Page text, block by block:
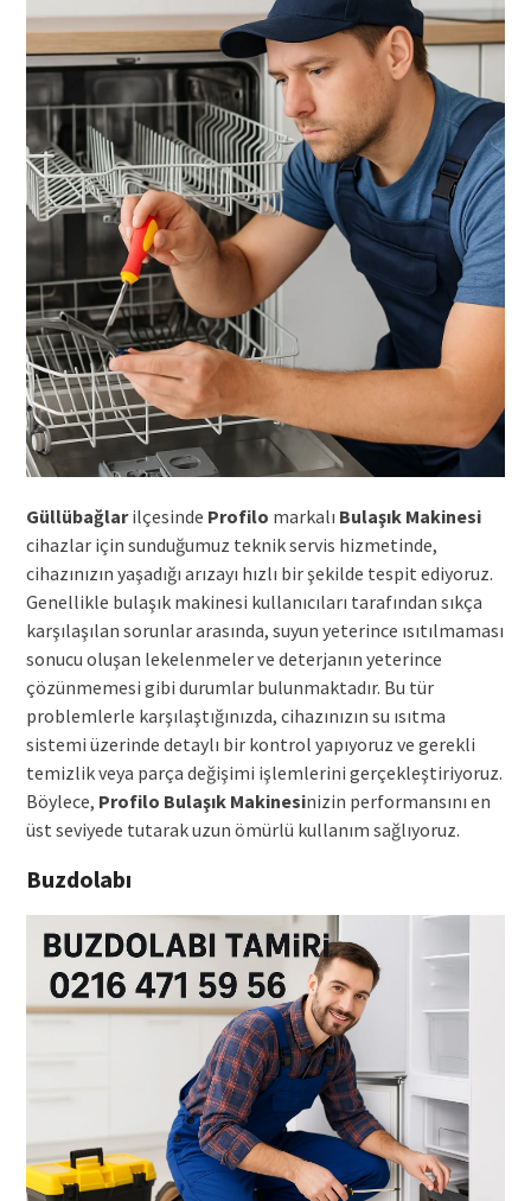
Güllübağlarilçesinde Profilo markalı Bulaşık Makinesi
cihazlar için sunduğumuz teknik servis hizmetinde,
cihazınızın yaşadığı arızayı hızlı bir şekilde tespit ediyoruz.
Genellikle bulaşık makinesi kullanıcıları tarafından sıkça
karşılaşılan sorunlar arasında, suyun yeterince ısıtılmaması
sonucu oluşan lekelenmeler ve deterjanın yeterince
çözünmemesi gibi durumlar bulunmaktadır. Bu tür
problemlerle karşılaştığınızda, cihazınızın su ısıtma
sistemi üzerinde detaylı bir kontrol yapıyoruz ve gerekli
temizlik veya parça değişimi işlemlerini gerçekleştiriyoruz.
Böylece, Profilo Bulaşık Makinesinizin performansını en
üst seviyede tutarak uzun ömürlü kullanım sağlıyoruz.
Buzdolabı